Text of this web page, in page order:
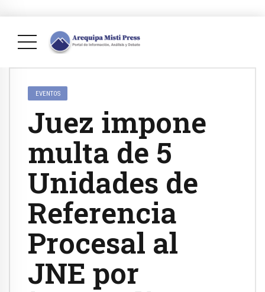
EVENTOS
Juez impone
multa de 5
Unidades de
Referencia
Procesal al
JNE por